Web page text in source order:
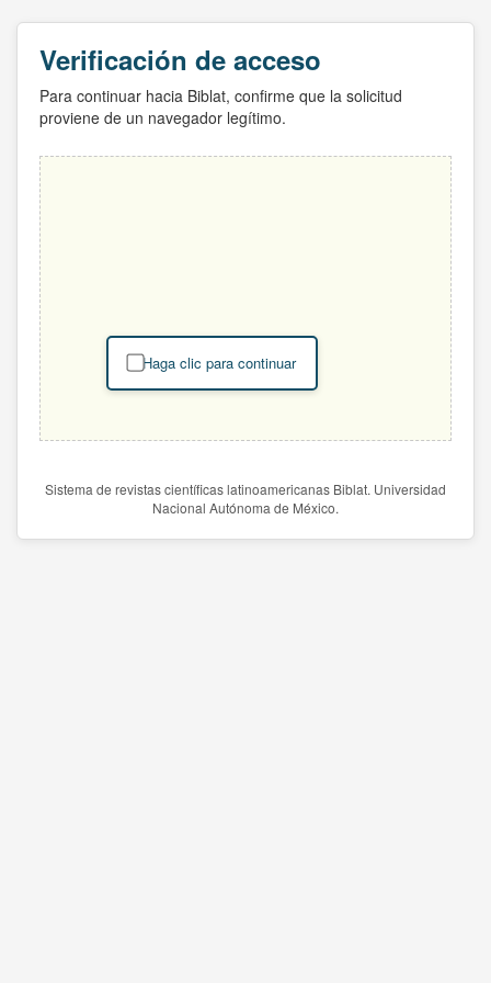
Verificación de acceso
Para continuar hacia Biblat, confirme que la solicitud
proviene de un navegador legítimo.
Haga clic para continuar
Sistema de revistas científicas latinoamericanas Biblat. Universidad
Nacional Autónoma de México.